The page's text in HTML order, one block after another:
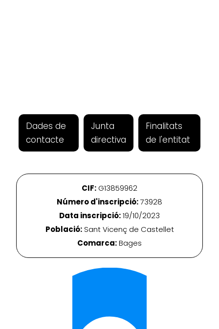
Dades de
contacte
Junta
directiva
Finalitats
de l'entitat
CIF: G13859962
Número d'inscripció:73928
Data inscripció:19/10/2023
Població:Sant Vicenç de Castellet
Comarca:Bages